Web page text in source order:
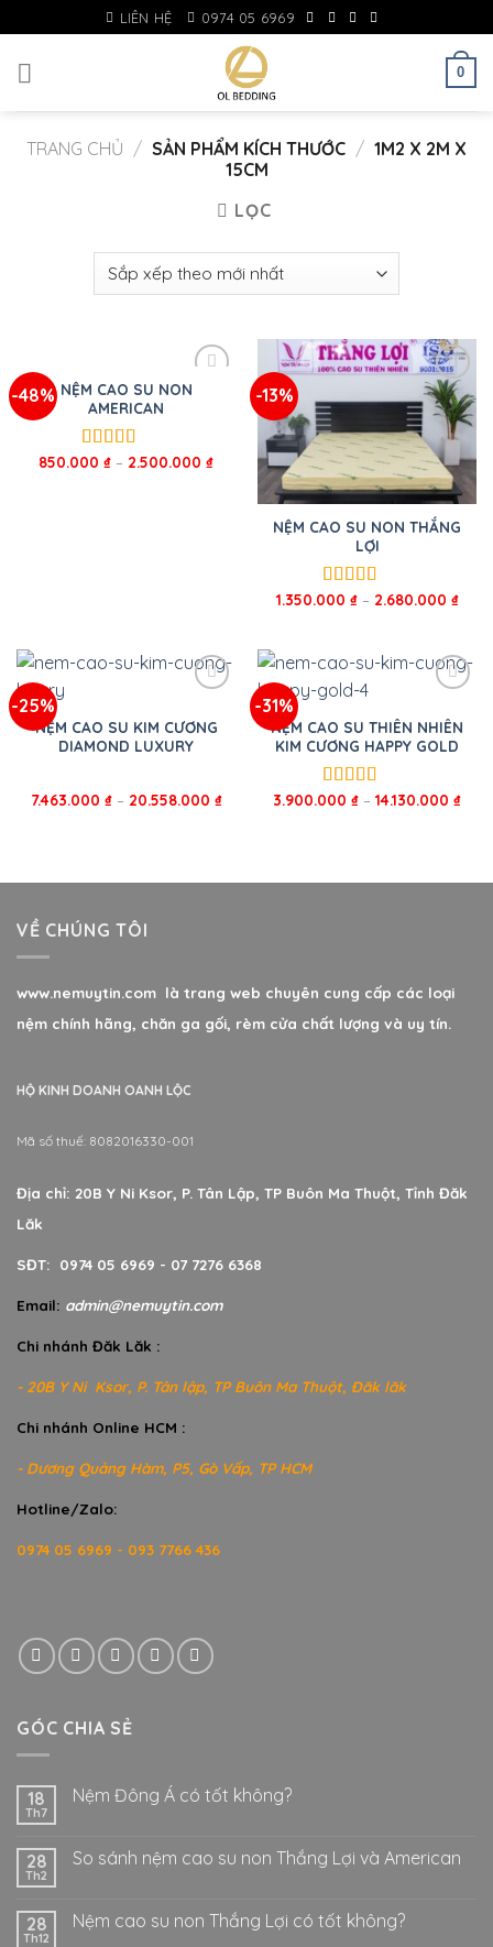
to
content
LIÊN HỆ 0974 05 6969
0
TRANG CHỦ / SẢN PHẨM KÍCH THƯỚC / 1M2 X 2M X
15CM
LỌC
-48% NỆM CAO SU NON
AMERICAN
Được xếp
850.000 ₫ – 2.500.000 ₫
-13%
NỆM CAO SU NON THẮNG
LỢI
Được xếp
1.350.000 ₫– 2.680.000 ₫
-25%
NỆM CAO SU KIM CƯƠNG
DIAMOND LUXURY
7.463.000 ₫– 20.558.000 ₫
-31%
NỆM CAO SU THIÊN NHIÊN
KIM CƯƠNG HAPPY GOLD
Được xếp
3.900.000 ₫ – 14.130.000 ₫
VỀ CHÚNG TÔI
www.nemuytin.com là trang web chuyên cung cấp các loại
nệm chính hãng, chăn ga gối, rèm cửa chất lượng và uy tín.
HỘ KINH DOANH OANH LỘC
Mã số thuế: 8082016330-001
Địa chỉ: 20B Y Ni Ksor, P. Tân Lập, TP Buôn Ma Thuột, Tỉnh Đăk
Lăk
SĐT: 0974 05 6969 - 07 7276 6368
Email: admin@nemuytin.com
Chi nhánh Đăk Lăk :
- 20B Y Ni Ksor, P. Tân lập, TP Buôn Ma Thuột, Đăk lăk
Chi nhánh Online HCM :
- Dương Quảng Hàm, P5, Gò Vấp, TP HCM
Hotline/Zalo:
0974 05 6969 - 093 7766 436
GÓC CHIA SẺ
18
Th7
Nệm Đông Á có tốt không?
28
Th2
So sánh nệm cao su non Thắng Lợi và American
28
Th12
Nệm cao su non Thắng Lợi có tốt không?